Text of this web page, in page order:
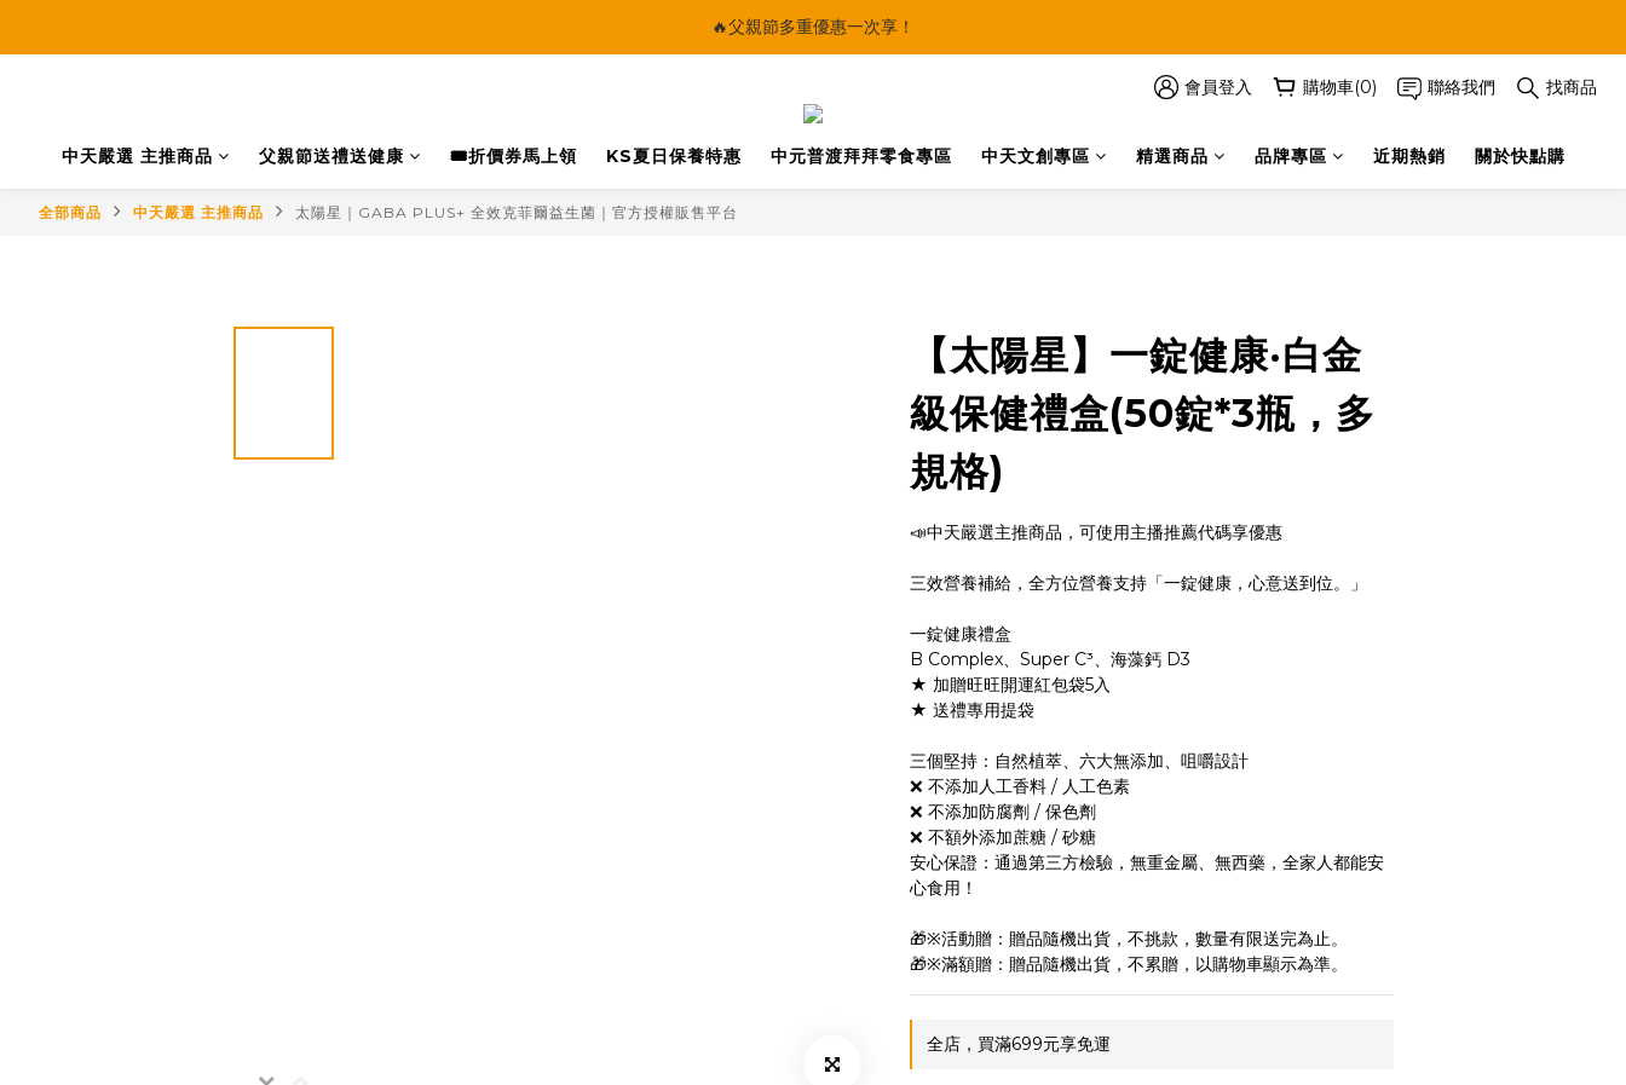
🔥父親節多重優惠一次享！
🔥父親節多重優惠一次享！
會員登入 購物車(0) 聯絡我們 找商品
中天嚴選 主推商品 父親節送禮送健康 🎟️折價券馬上領 KS夏日保養特惠 中元普渡拜拜零食專區 中天文創專區 精選商品 品牌專區 近期熱銷 關於快點購
全部商品 中天嚴選 主推商品 太陽星｜GABA PLUS+ 全效克菲爾益生菌｜官方授權販售平台
【太陽星】一錠健康·白金
級保健禮盒(50錠*3瓶，多
規格)
📣中天嚴選主推商品，可使用主播推薦代碼享優惠
三效營養補給，全方位營養支持「一錠健康，心意送到位。」
一錠健康禮盒
B Complex、Super C³、海藻鈣 D3
★ 加贈旺旺開運紅包袋5入
★ 送禮專用提袋
三個堅持：自然植萃、六大無添加、咀嚼設計
❌ 不添加人工香料 / 人工色素
❌ 不添加防腐劑 / 保色劑
❌ 不額外添加蔗糖 / 砂糖
安心保證：通過第三方檢驗，無重金屬、無西藥，全家人都能安
心食用！
🎁※活動贈：贈品隨機出貨，不挑款，數量有限送完為止。
🎁※滿額贈：贈品隨機出貨，不累贈，以購物車顯示為準。
全店，買滿699元享免運